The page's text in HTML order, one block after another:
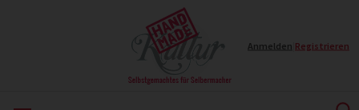
Anmelden Registrieren